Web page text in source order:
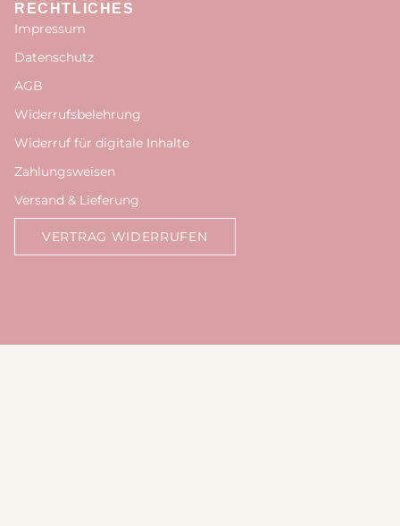
RECHTLICHES
Impressum
Datenschutz
AGB
Widerrufsbelehrung
Widerruf für digitale Inhalte
Zahlungsweisen
Versand & Lieferung
VERTRAG WIDERRUFEN